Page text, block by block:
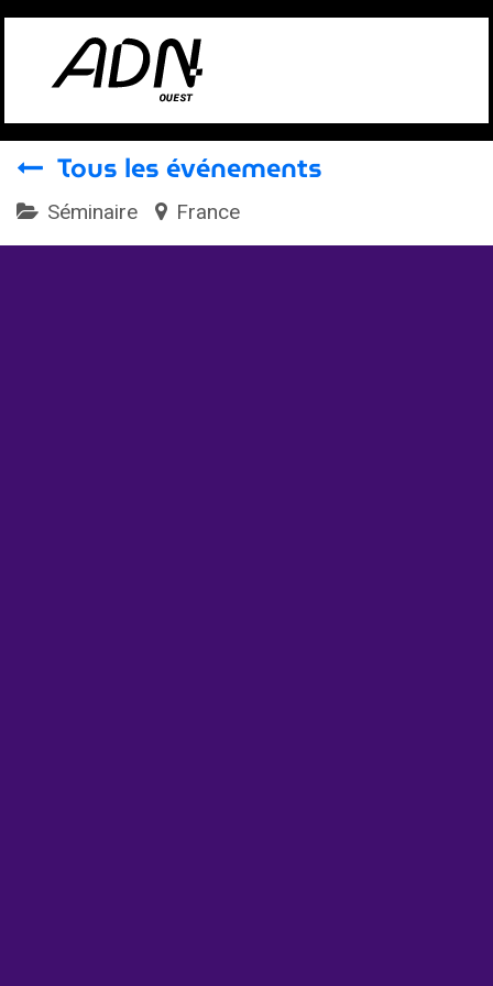
Se rendre au contenu
Tous les événements
Séminaire France